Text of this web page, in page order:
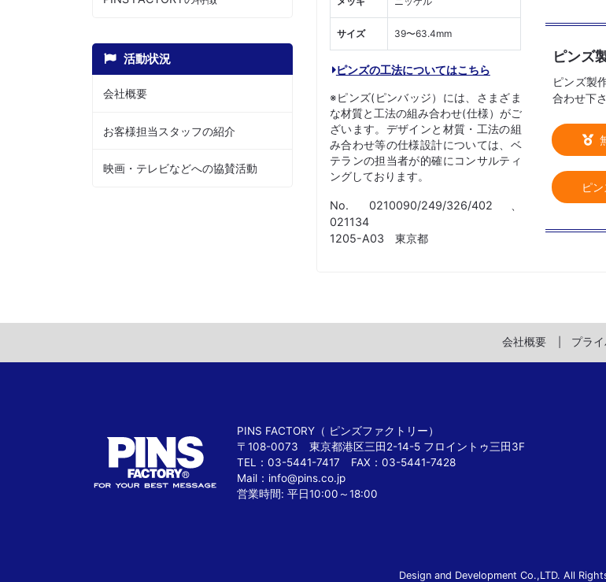
活動状況
会社概要
お客様担当スタッフの紹介
映画・テレビなどへの協賛活動
サイズ 39〜63.4mm
ピンズの工法についてはこちら
※ピンズ(ピンバッジ）には、さまざま
な材質と工法の組み合わせ(仕様）がご
ざいます。デザインと材質・工法の組
み合わせ等の仕様設計については、ベ
テランの担当者が的確にコンサルティ
ングしております。
No. 0210090/249/326/402、
021134
1205-A03 東京都
ピンズ
ピンズ製
合わせ下さ
ピ
会社概要 プラ
PINS FACTORY（ ピンズファクトリー）
〒108-0073 東京都港区三田2-14-5 フロイントゥ三田3F
TEL：03-5441-7417 FAX：03-5441-7428
Mail： info@pins.co.jp
営業時間: 平日10:00～18:00
Design and Development Co.,LTD. All